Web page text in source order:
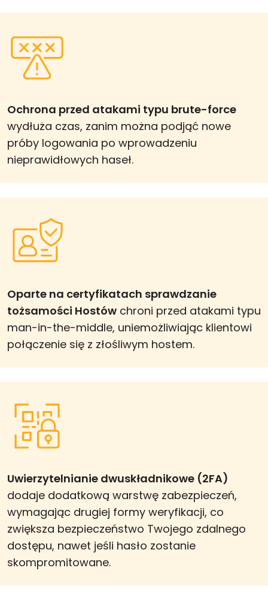
Ochrona przed atakami typu brute-force
wydłuża czas, zanim można podjąć nowe
próby logowania po wprowadzeniu
nieprawidłowych haseł.
Oparte na certyfikatach sprawdzanie
tożsamości Hostów chroni przed atakami typu
man-in-the-middle, uniemożliwiając klientowi
połączenie się z złośliwym hostem.
Uwierzytelnianie dwuskładnikowe (2FA)
dodaje dodatkową warstwę zabezpieczeń,
wymagając drugiej formy weryfikacji, co
zwiększa bezpieczeństwo Twojego zdalnego
dostępu, nawet jeśli hasło zostanie
skompromitowane.